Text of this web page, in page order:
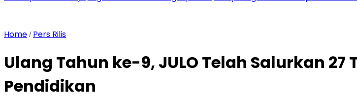
Home / Pers Rilis
Ulang Tahun ke-9, JULO Telah Salurkan
Pendidikan